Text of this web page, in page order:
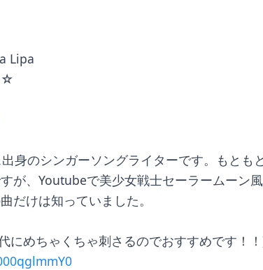
Lipa
身のシンガーソングライターです。もとも
が、Youtubeで美少女戦士セーラームーン
だけは知っていました。
にめちゃくちゃ刺さるのでおすすめです！